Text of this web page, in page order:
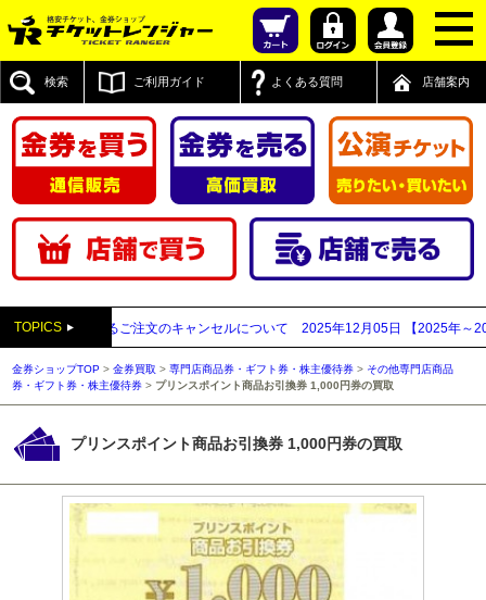
検索 ご利用ガイド よくある質問 店舗案内
TOPICS
と思われるご注文のキャンセルについて 2025年12月05日 【2025年～2026年
金券ショップTOP >金券買取 >専門店商品券・ギフト券・株主優待券 > その他専門店商品
券・ギフト券・株主優待券 > プリンスポイント商品お引換券 1,000円券の買取
プリンスポイント商品お引換券 1,000円券の買取